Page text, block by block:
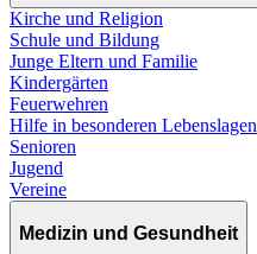
Kirche und Religion
Schule und Bildung
Junge Eltern und Familie
Kindergärten
Feuerwehren
Hilfe in besonderen Lebenslagen
Senioren
Jugend
Vereine
Medizin und Gesundheit